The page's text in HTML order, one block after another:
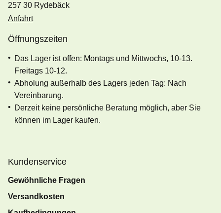
257 30 Rydebäck
Anfahrt
Öffnungszeiten
Das Lager ist offen: Montags und Mittwochs, 10-13.
Freitags 10-12.
Abholung außerhalb des Lagers jeden Tag: Nach
Vereinbarung.
Derzeit keine persönliche Beratung möglich, aber Sie
können im Lager kaufen.
Kundenservice
Gewöhnliche Fragen
Versandkosten